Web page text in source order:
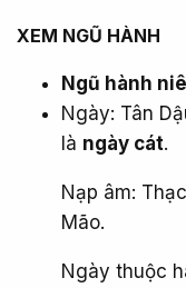
XEM NGŨ HÀNH​
Ngũ hành
Ngày: Tân
là ngày cát.
Nạp âm:
Mão.
Ngày thuộc